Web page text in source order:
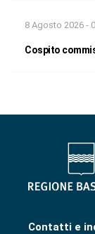
8 Agosto 2026 -
Cospito
Contatti e